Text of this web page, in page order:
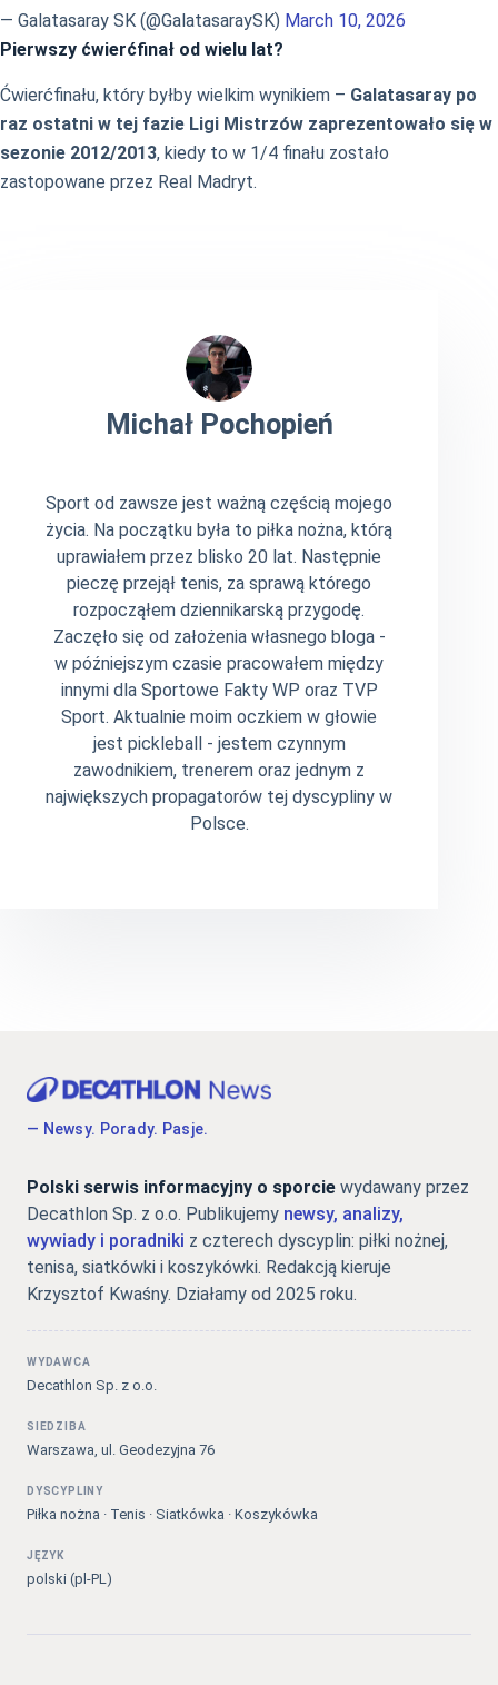
— Galatasaray SK (@GalatasaraySK) March 10, 2026
Pierwszy ćwierćfinał od wielu lat?
Ćwierćfinału, który byłby wielkim wynikiem – Galatasaray po
raz ostatni w tej fazie Ligi Mistrzów zaprezentowało się w
sezonie 2012/2013, kiedy to w 1/4 finału zostało
zastopowane przez Real Madryt.
Michał Pochopień
Sport od zawsze jest ważną częścią mojego
życia. Na początku była to piłka nożna, którą
uprawiałem przez blisko 20 lat. Następnie
pieczę przejął tenis, za sprawą którego
rozpocząłem dziennikarską przygodę.
Zaczęło się od założenia własnego bloga -
w późniejszym czasie pracowałem między
innymi dla Sportowe Fakty WP oraz TVP
Sport. Aktualnie moim oczkiem w głowie
jest pickleball - jestem czynnym
zawodnikiem, trenerem oraz jednym z
największych propagatorów tej dyscypliny w
Polsce.
— Newsy. Porady. Pasje.
Polski serwis informacyjny o sporcie wydawany przez
Decathlon Sp. z o.o. Publikujemy newsy, analizy,
wywiady i poradniki z czterech dyscyplin: piłki nożnej,
tenisa, siatkówki i koszykówki. Redakcją kieruje
Krzysztof Kwaśny. Działamy od 2025 roku.
WYDAWCA
Decathlon Sp. z o.o.
SIEDZIBA
Warszawa, ul. Geodezyjna 76
DYSCYPLINY
Piłka nożna · Tenis · Siatkówka · Koszykówka
JĘZYK
polski (pl-PL)